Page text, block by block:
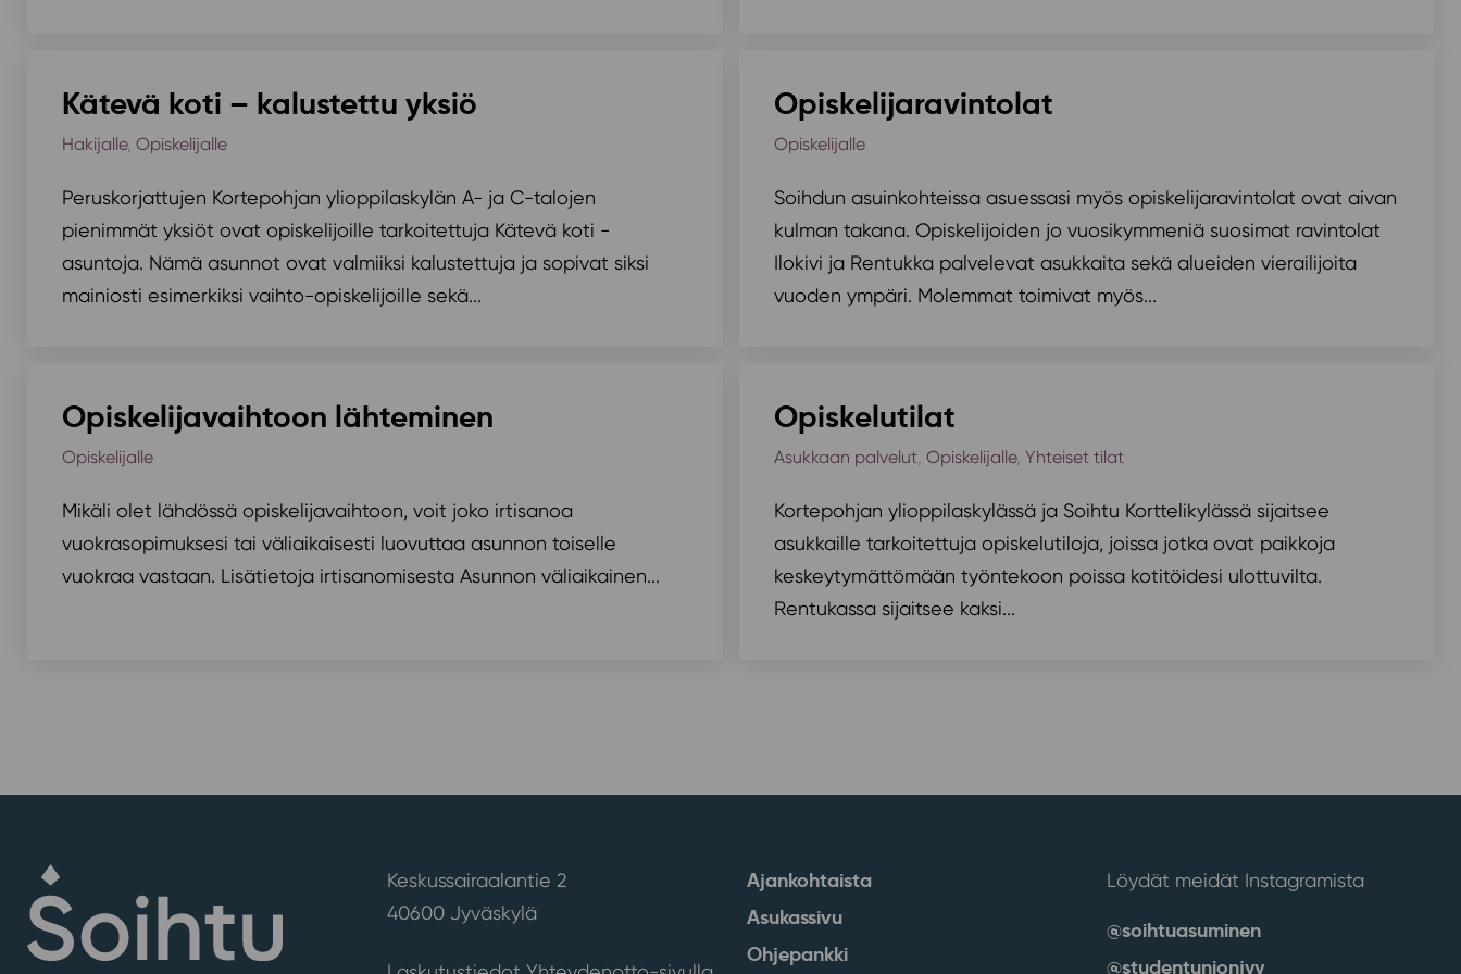
Kätevä koti – kalustettu yksiö
Hakijalle, Opiskelijalle
Peruskorjattujen Kortepohjan ylioppilaskylän A- ja C-talojen
pienimmät yksiöt ovat opiskelijoille tarkoitettuja Kätevä koti -
asuntoja. Nämä asunnot ovat valmiiksi kalustettuja ja sopivat siksi
mainiosti esimerkiksi vaihto-opiskelijoille sekä...
Opiskelijaravintolat
Opiskelijalle
Soihdun asuinkohteissa asuessasi myös opiskelijaravintolat ovat aivan
kulman takana. Opiskelijoiden jo vuosikymmeniä suosimat ravintolat
Ilokivi ja Rentukka palvelevat asukkaita sekä alueiden vierailijoita
vuoden ympäri. Molemmat toimivat myös...
Opiskelijavaihtoon lähteminen
Opiskelijalle
Mikäli olet lähdössä opiskelijavaihtoon, voit joko irtisanoa
vuokrasopimuksesi tai väliaikaisesti luovuttaa asunnon toiselle
vuokraa vastaan. Lisätietoja irtisanomisesta Asunnon väliaikainen...
Opiskelutilat
Asukkaan palvelut, Opiskelijalle, Yhteiset tilat
Kortepohjan ylioppilaskylässä ja Soihtu Korttelikylässä sijaitsee
asukkaille tarkoitettuja opiskelutiloja, joissa jotka ovat paikkoja
keskeytymättömään työntekoon poissa kotitöidesi ulottuvilta.
Rentukassa sijaitsee kaksi...
Keskussairaalantie 2
40600 Jyväskylä
Ajankohtaista
Asukassivu
Ohjepankki
Löydät meidät Instagramista
@soihtuasuminen
@studentunionjyy